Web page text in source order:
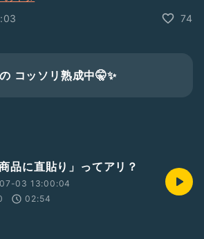
74
コッソリ熟成中🤫✨
品に直貼り」ってアリ？
03 13:00:04
02:54